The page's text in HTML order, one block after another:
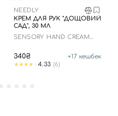
NEEDLY
КРЕМ ДЛЯ РУК "ДОЩОВИЙ
САД", 30 МЛ
SENSORY HAND CREAM
340₴ +17 кешбек
4.33 (6)